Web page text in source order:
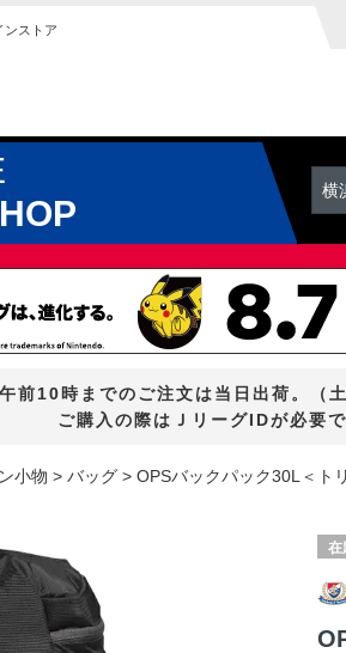
ンストア
横
前10時までのご注文は当日出荷。（
ご購入の際はＪリーグIDが必要で
小物 バッグ OPSバックパック30L＜ト
在